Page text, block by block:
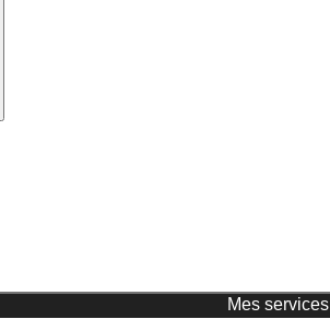
Mes services